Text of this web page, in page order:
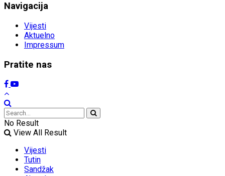
Navigacija
Vijesti
Aktuelno
Impressum
Pratite nas
No Result
View All Result
Vijesti
Tutin
Sandžak